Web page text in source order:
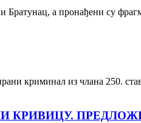
а пронађени су
криминал из члана 250.